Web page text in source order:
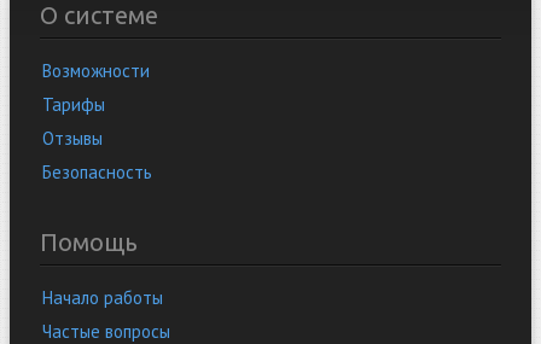
О системе
Возможности
Тарифы
Отзывы
Безопасность
Помощь
Начало работы
Частые вопросы